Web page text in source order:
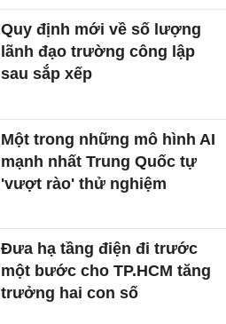
Quy định mới về số lượng
lãnh đạo trường công lập
sau sắp xếp
Một trong những mô hình AI
mạnh nhất Trung Quốc tự
'vượt rào' thử nghiệm
Đưa hạ tầng điện đi trước
một bước cho TP.HCM tăng
trưởng hai con số